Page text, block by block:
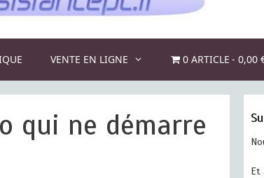
VENTE EN LIGNE 0 ARTICLE 0,00
qui ne démarre
Et